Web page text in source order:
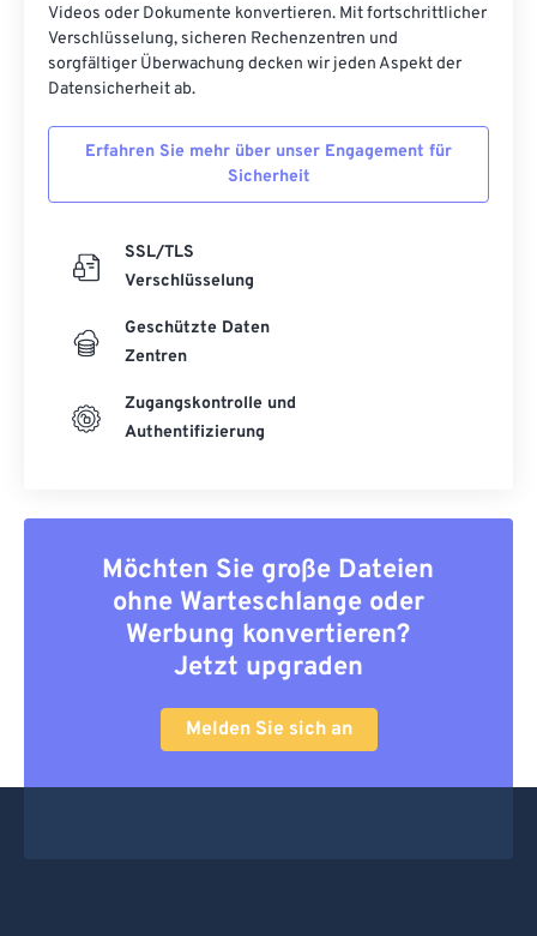
Videos oder Dokumente konvertieren. Mit fortschrittlicher
Verschlüsselung, sicheren Rechenzentren und
sorgfältiger Überwachung decken wir jeden Aspekt der
Datensicherheit ab.
Erfahren Sie mehr über unser Engagement für
Sicherheit
SSL/TLS
Verschlüsselung
Geschützte Daten
Zentren
Zugangskontrolle und
Authentifizierung
Möchten Sie große Dateien
ohne Warteschlange oder
Werbung konvertieren?
Jetzt upgraden
Melden Sie sich an